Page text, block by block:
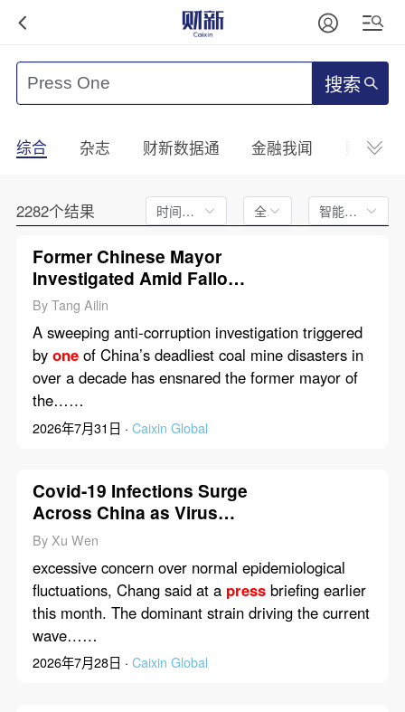
搜索
综合 杂志 财新数据通 金融我闻 财新
2282个结果 时间不限 全文 智能排序
Former Chinese Mayor
Investigated Amid Fallout
From Deadly Coal Mine
Blast
By Tang Ailin
A sweeping anti-corruption investigation triggered
by oneof China’s deadliest coal mine disasters in
over a decade has ensnared the former mayor of
the……
2026年7月31日 · Caixin Global
Covid-19 Infections Surge
Across China as Virus
Reclaims Dominance
By Xu Wen
excessive concern over normal epidemiological
fluctuations, Chang said at a pressbriefing earlier
this month. The dominant strain driving the current
wave……
2026年7月28日 · Caixin Global